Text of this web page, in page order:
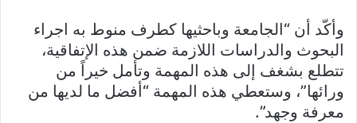
وأكّد أن “الجامعة وباحثيها كطرف منوط به اجراء
البحوث والدراسات اللازمة ضمن هذه الإتفاقية،
تتطلع بشغف إلى هذه المهمة وتأمل خيراً من
ورائها”، وستعطي هذه المهمة “أفضل ما لديها من
معرفة وجهد”.